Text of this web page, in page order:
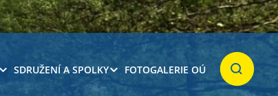
SDRUŽENÍ A SPOLKY FOTOGALERIE OÚ
Hledat